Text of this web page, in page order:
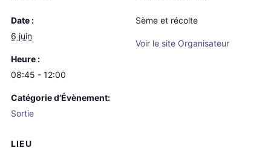
Date :
6 juin
Heure :
08:45 - 12:00
Catégorie d’Évènement:
Sortie
LIEU
Sème et récolte
Voir le site Organisateur